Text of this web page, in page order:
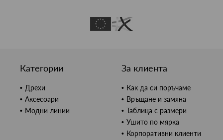
Категории
Дрехи
Аксесоари
Модни линии
За клиента
Как да си поръчаме
Връщане и замяна
Таблица с размери
Ушито по мярка
Корпоративни клиенти